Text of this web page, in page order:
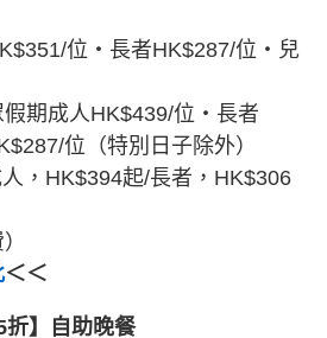
位・長者HK$287/位・兒
假期成人HK$439/位・長者
位（特別日子除外）
人，HK$394起/長者，HK$306
＜＜
折】自助晚餐